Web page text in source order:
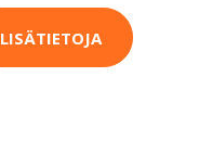
LISÄTIETOJA